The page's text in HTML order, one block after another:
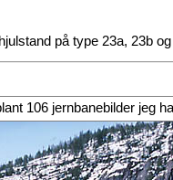
på type 23a, 23b
106 jernbanebilder jeg